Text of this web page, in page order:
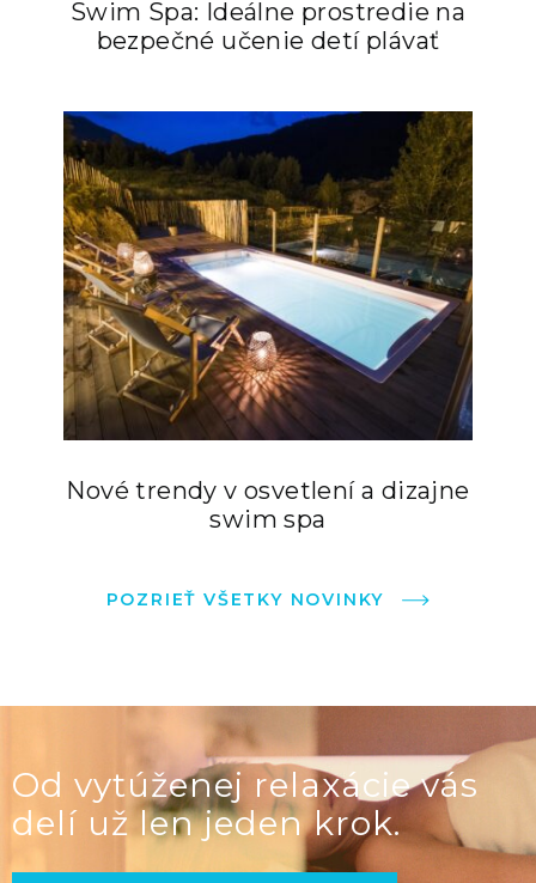
Swim Spa: Ideálne prostredie na
bezpečné učenie detí plávať
Nové trendy v osvetlení a dizajne
swim spa
POZRIEŤ VŠETKY NOVINKY
Od vytúženej relaxácie vás
delí už len jeden krok.